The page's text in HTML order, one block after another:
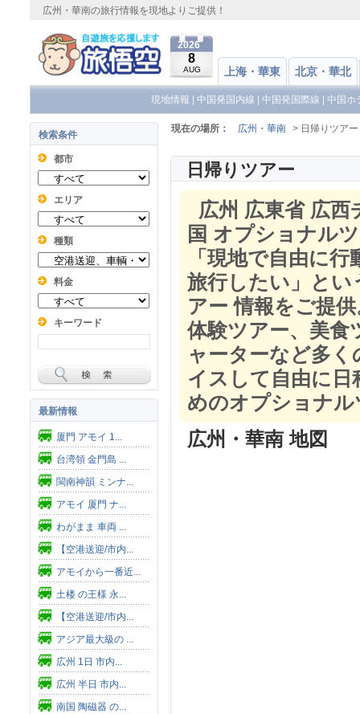
広州・華南の旅行情報を現地よりご提供！
2026
8
AUG 上海・華東 北京・華北
現地情報 中国発国内線 中国発国際線 中国ホ
検索条件
都市
エリア
種類
料金
キーワード
最新情報
厦門 アモイ 1...
台湾領 金門島 ...
閩南神韻 ミンナ...
アモイ 厦門 ナ...
わがまま 車両 ...
【空港送迎/市内...
アモイから一番近...
土楼 の王様 永...
【空港送迎/市内...
アジア最大級の ...
広州 1日 市内...
広州 半日 市内...
南国 陶磁器 の...
現在の場所： 広州・華南 > 日帰りツアー
日帰りツアー
広州 広東省 広西
国 オプショナル
「現地で自由に
旅行したい」とい
アー 情報をご提
体験ツアー、美食
ャーターなど多
イスして自由に日
めのオプショナ
広州・華南 地図